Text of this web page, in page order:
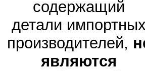
содержащий
детали импортных
производителей,
являются